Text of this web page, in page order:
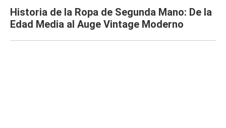
Historia de la Ropa de Segunda Mano: De la
Edad Media al Auge Vintage Moderno